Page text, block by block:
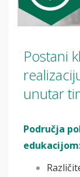
Postani
unutar
Područja